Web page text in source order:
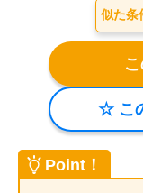
お
東 京 0120-630-
0120-960-
電
似た条
Point！